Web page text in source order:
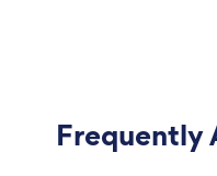
Frequently